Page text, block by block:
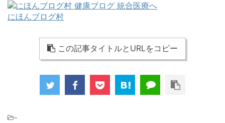
にほんブログ村
この記事タイトルとURLをコピー
-